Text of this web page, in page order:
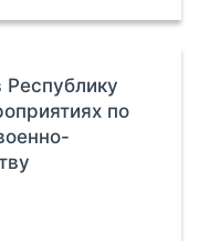
по